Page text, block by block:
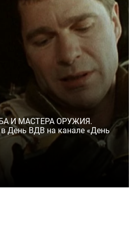
И МАСТЕРА ОРУЖИЯ.
День ВДВ на канале «День